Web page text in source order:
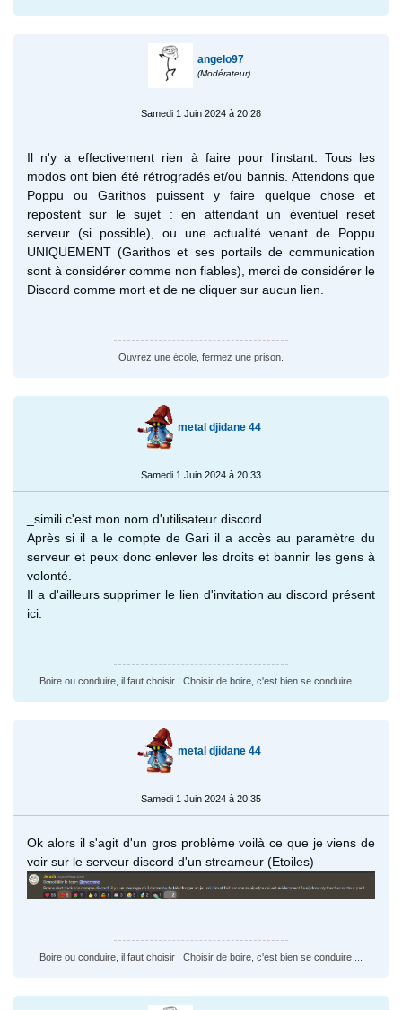
angelo97
(Modérateur)
Samedi 1 Juin 2024 à 20:28
Il n'y a effectivement rien à faire pour l'instant. Tous les
modos ont bien été rétrogradés et/ou bannis. Attendons que
Poppu ou Garithos puissent y faire quelque chose et
repostent sur le sujet : en attendant un éventuel reset
serveur (si possible), ou une actualité venant de Poppu
UNIQUEMENT (Garithos et ses portails de communication
sont à considérer comme non fiables), merci de considérer le
Discord comme mort et de ne cliquer sur aucun lien.
Ouvrez une école, fermez une prison.
metal djidane 44
Samedi 1 Juin 2024 à 20:33
_simili c'est mon nom d'utilisateur discord.
Après si il a le compte de Gari il a accès au paramètre du
serveur et peux donc enlever les droits et bannir les gens à
volonté.
Il a d'ailleurs supprimer le lien d'invitation au discord présent
ici.
Boire ou conduire, il faut choisir ! Choisir de boire, c'est bien se conduire ...
metal djidane 44
Samedi 1 Juin 2024 à 20:35
Ok alors il s'agit d'un gros problème voilà ce que je viens de
voir sur le serveur discord d'un streameur (Etoiles)
Boire ou conduire, il faut choisir ! Choisir de boire, c'est bien se conduire ...